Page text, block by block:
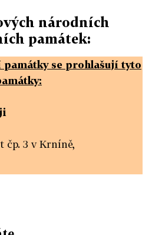
národních
památek:
se prohlašují tyto
čp. 3 v Krníně,